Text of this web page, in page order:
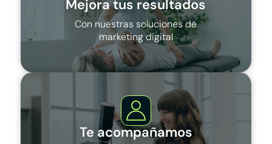
Mejora tus resultados
Con nuestras soluciones de
marketing digital
Te acompañamos